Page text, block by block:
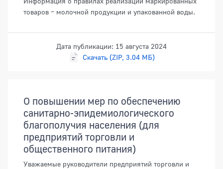
товаров – молочной продукции и упакованной воды.
Дата публикации: 15 августа 2024
Скачать (ZIP, 3.04 МБ)
О повышении мер по обеспечению
санитарно-эпидемиологического
благополучия населения (для
предприятий торговли и
общественного питания)
Уважаемые руководители предприятий торговли и